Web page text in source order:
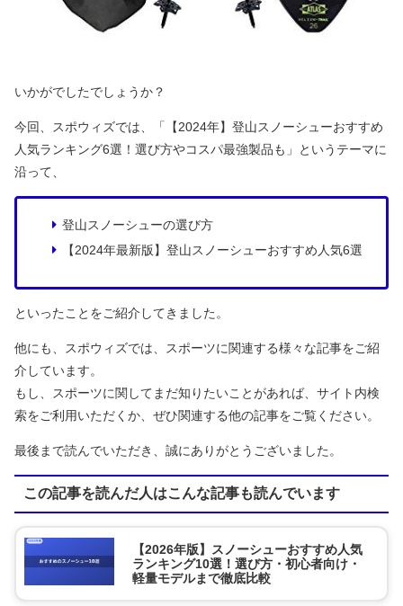
いかがでしたでしょうか？
今回、スポウィズでは、「【2024年】登山スノーシューおすすめ
人気ランキング6選！選び方やコスパ最強製品も」というテーマに
沿って、
登山スノーシューの選び方
【2024年最新版】登山スノーシューおすすめ人気6選
といったことをご紹介してきました。
他にも、スポウィズでは、スポーツに関連する様々な記事をご紹
介しています。
もし、スポーツに関してまだ知りたいことがあれば、サイト内検
索をご利用いただくか、ぜひ関連する他の記事をご覧ください。
最後まで読んでいただき、誠にありがとうございました。
この記事を読んだ人はこんな記事も読んでいます
【2026年版】スノーシューおすすめ人気
ランキング10選！選び方・初心者向け・
軽量モデルまで徹底比較